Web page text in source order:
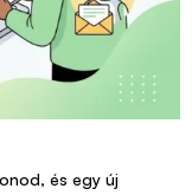
és egy új